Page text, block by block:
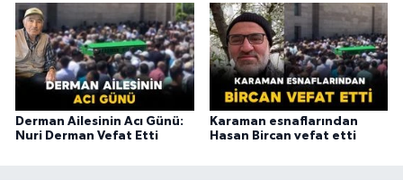
Derman Ailesinin Acı Günü:
Nuri Derman Vefat Etti
Karaman esnaflarından
Hasan Bircan vefat etti